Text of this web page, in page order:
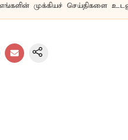
எங்களின் முக்கியச் செய்திகளை